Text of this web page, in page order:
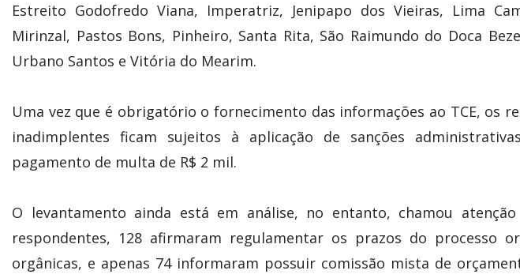
Estreito Godofredo Viana, Imperatriz, Jenipapo dos Vieiras, Lima
Mirinzal, Pastos Bons, Pinheiro, Santa Rita, São Raimundo do Doca
Urbano Santos e Vitória do Mearim.
Uma vez que é obrigatório o fornecimento das informações ao TCE, os
inadimplentes ficam sujeitos à aplicação de sanções
pagamento de multa de R$ 2 mil.
O levantamento ainda está em análise, no entanto, chamou
respondentes, 128 afirmaram regulamentar os prazos do processo
orgânicas, e apenas 74 informaram possuir comissão mista de